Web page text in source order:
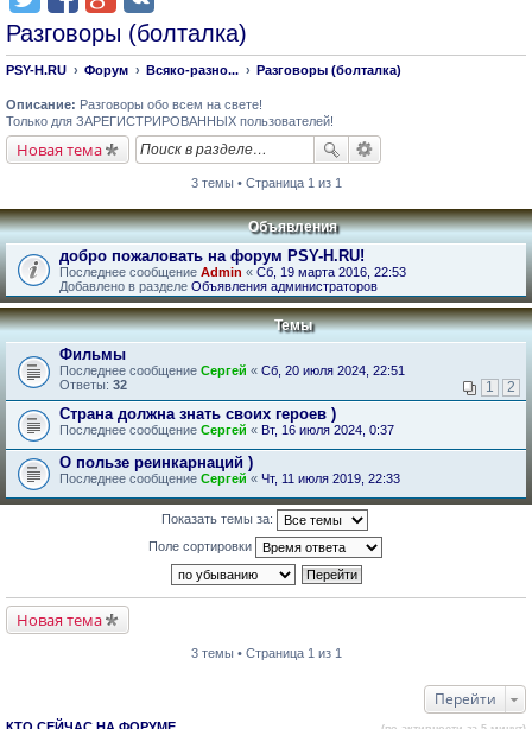
Разговоры (болталка)
PSY-H.RU Форум Всяко-разно... Разговоры (болталка)
Описание: Разговоры обо всем на свете!
Только для ЗАРЕГИСТРИРОВАННЫХ пользователей!
Новая тема
3 темы • Страница 1 из 1
Объявления
добро пожаловать на форум PSY-H.RU!
Последнее сообщение Admin « Сб, 19 марта 2016, 22:53
Добавлено в разделе Объявления администраторов
Темы
Фильмы
Последнее сообщение Сергей « Сб, 20 июля 2024, 22:51
Ответы: 32 1 2
Страна должна знать своих героев )
Последнее сообщение Сергей « Вт, 16 июля 2024, 0:37
О пользе реинкарнаций )
Последнее сообщение Сергей « Чт, 11 июля 2019, 22:33
Показать темы за:
Поле сортировки
Новая тема
3 темы • Страница 1 из 1
Перейти